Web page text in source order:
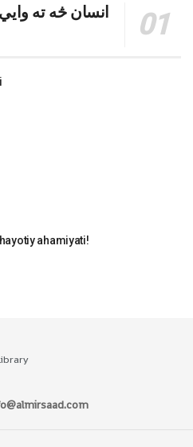
انسان څه ته
ahamiyati!